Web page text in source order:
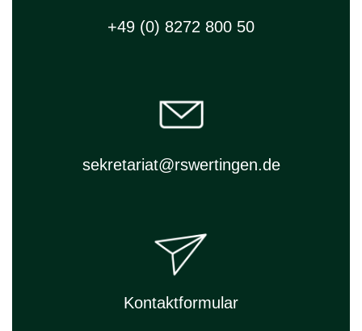
+49 (0) 8272 800 50
sekretariat@rswertingen.de
Kontaktformular